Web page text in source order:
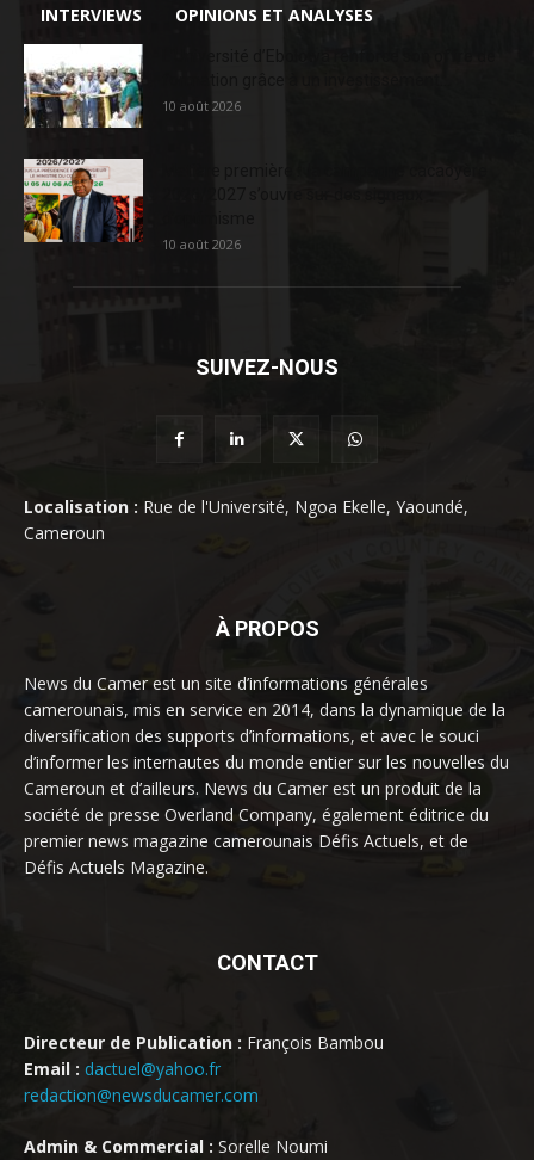
INTERVIEWS OPINIONS ET ANALYSES
10 août 2026
10 août 2026
SUIVEZ-NOUS
Localisation : Rue de l'Université, Ngoa Ekelle, Yaoundé,
Cameroun
À PROPOS
News du Camer est un site d’informations générales
camerounais, mis en service en 2014, dans la dynamique de la
diversification des supports d’informations, et avec le souci
d’informer les internautes du monde entier sur les nouvelles du
Cameroun et d’ailleurs. News du Camer est un produit de la
société de presse Overland Company, également éditrice du
premier news magazine camerounais Défis Actuels, et de
Défis Actuels Magazine.
CONTACT
Directeur de Publication : François Bambou
Email : dactuel@yahoo.fr
redaction@newsducamer.com
Admin & Commercial : Sorelle Noumi